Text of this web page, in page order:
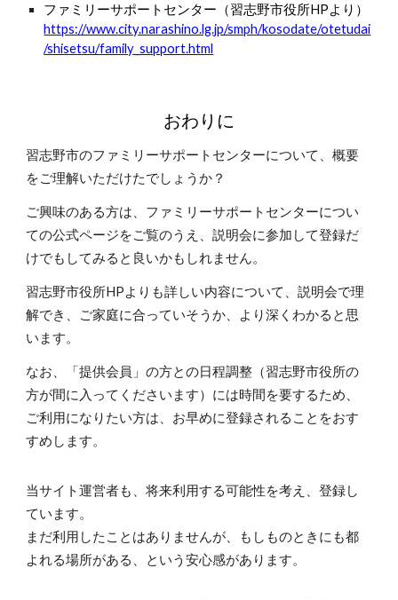
ファミリーサポートセンター（習志野市役所HPより）
https://www.city.narashino.lg.jp/smph/kosodate/otetudai
/shisetsu/family_support.html
おわりに
習志野市のファミリーサポートセンターについて、概要
をご理解いただけたでしょうか？
ご興味のある方は、ファミリーサポートセンターについ
ての公式ページをご覧のうえ、説明会に参加して登録だ
けでもしてみると良いかもしれません。
習志野市役所HPよりも詳しい内容について、説明会で理
解でき、ご家庭に合っていそうか、より深くわかると思
います。
なお、「提供会員」の方との日程調整（習志野市役所の
方が間に入ってくださいます）には時間を要するため、
ご利用になりたい方は、お早めに登録されることをおす
すめします。
当サイト運営者も、将来利用する可能性を考え、登録し
ています。
まだ利用したことはありませんが、もしものときにも都
よれる場所がある、という安心感があります。